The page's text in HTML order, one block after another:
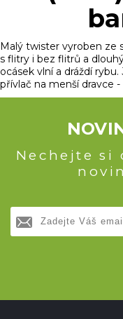
Malý twister vyroben ze
s flitry i bez flitrů a
ocásek vlní a dráždí
přívlač na menší dravce
Nechejte si